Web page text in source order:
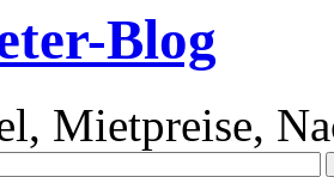
Blog
Mietpreise,